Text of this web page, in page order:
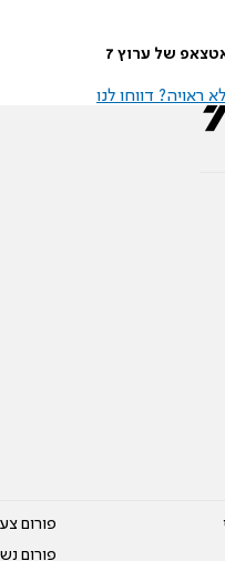
של ערוץ 7
דווחו לנו
פורום
פורום